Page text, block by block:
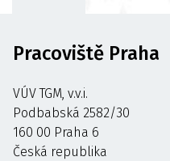
Pracoviště Praha
VÚV TGM, v.v.i.
Podbabská 2582/30
160 00 Praha 6
Česká republika